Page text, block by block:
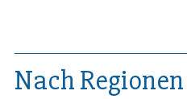
Nach Regionen